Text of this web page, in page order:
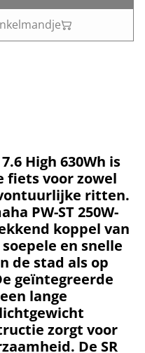
High 630Wh is
fiets voor zowel
ritten.
PW-ST 250W-
koppel van
en snelle
de stad als op
geïntegreerde
lange
zorgt voor
De SR